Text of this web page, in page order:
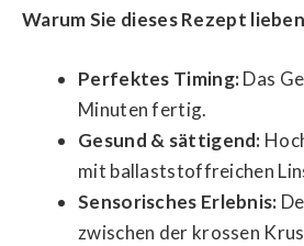
Warum Sie dieses Rezept
Perfektes Timing:Das
Minuten fertig.
Gesund & sättigend:
mit ballaststoffreichen
Sensorisches Erlebnis:
zwischen der krossen